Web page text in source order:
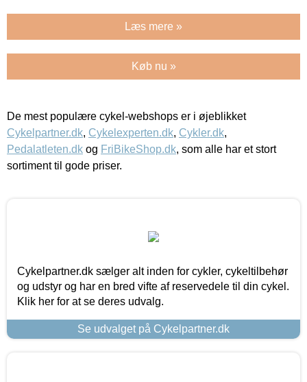
Læs mere »
Køb nu »
De mest populære cykel-webshops er i øjeblikket
Cykelpartner.dk, Cykelexperten.dk, Cykler.dk,
Pedalatleten.dk og FriBikeShop.dk, som alle har et stort
sortiment til gode priser.
Cykelpartner.dk sælger alt inden for cykler, cykeltilbehør
og udstyr og har en bred vifte af reservedele til din cykel.
Klik her for at se deres udvalg.
Se udvalget på Cykelpartner.dk